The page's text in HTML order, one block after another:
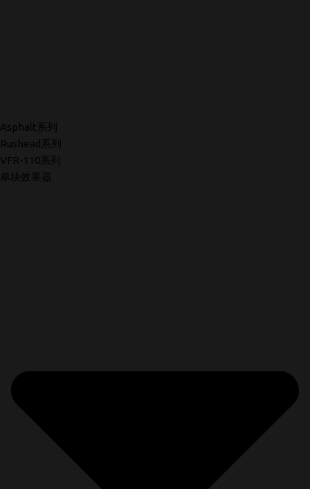
Asphalt系列
Rushead系列
VFR-110系列
单块效果器